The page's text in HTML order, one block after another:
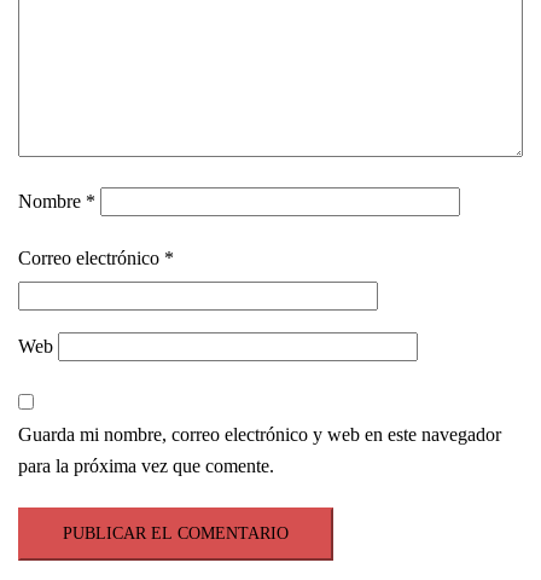
Nombre *
Correo electrónico *
Web
Guarda mi nombre, correo electrónico y web en este navegador
para la próxima vez que comente.